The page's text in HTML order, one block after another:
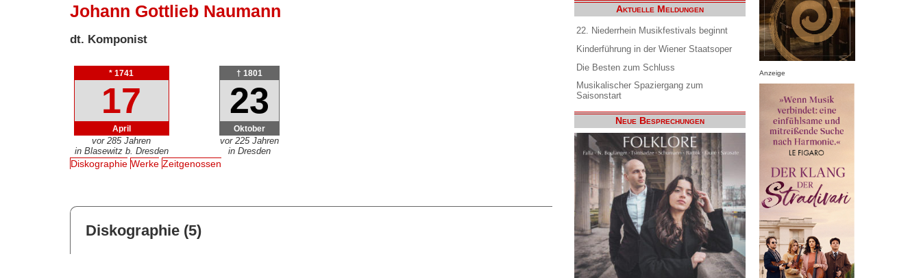
Johann Gottlieb Naumann
dt. Komponist
* 1741
17
April
vor 285 Jahren
in Blasewitz b. Dresden
† 1801
23
Oktober
vor 225 Jahren
in Dresden
Diskographie Werke Zeitgenossen
Diskographie (5)
Aktuelle Meldungen
22. Niederrhein Musikfestivals beginnt
Kinderführung in der Wiener Staatsoper
Die Besten zum Schluss
Musikalischer Spaziergang zum
Saisonstart
Neue Besprechungen
Anzeige